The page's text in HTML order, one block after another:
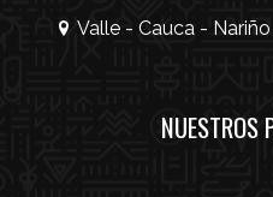
Valle - Cauca -
NUESTROS